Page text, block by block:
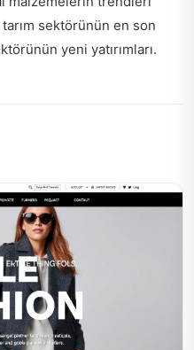
sektörünün en son
yeni yatırımları.